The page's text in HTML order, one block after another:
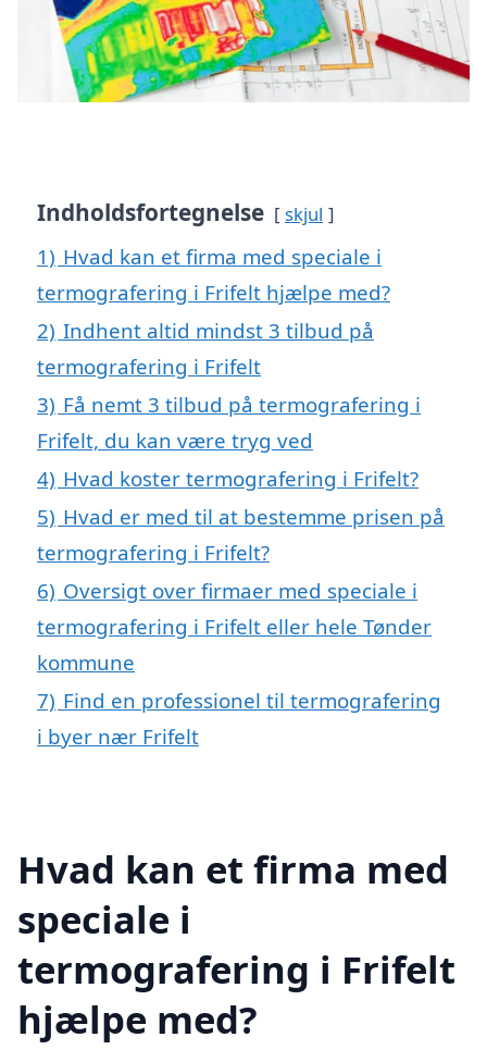
Indholdsfortegnelse skjul
1) Hvad kan et firma med speciale i
termografering i Frifelt hjælpe med?
2) Indhent altid mindst 3 tilbud på
termografering i Frifelt
3) Få nemt 3 tilbud på termografering i
Frifelt, du kan være tryg ved
4) Hvad koster termografering i Frifelt?
5) Hvad er med til at bestemme prisen på
termografering i Frifelt?
6) Oversigt over firmaer med speciale i
termografering i Frifelt eller hele Tønder
kommune
7) Find en professionel til termografering
i byer nær Frifelt
Hvad kan et firma med
speciale i
termografering i Frifelt
hjælpe med?